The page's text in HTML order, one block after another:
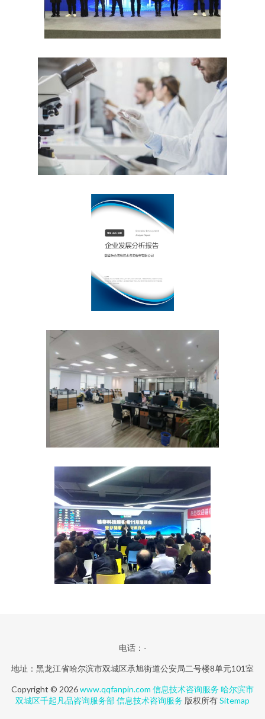
电话：-
地址：黑龙江省哈尔滨市双城区承旭街道公安局二号楼8单元101室
Copyright © 2026www.qqfanpin.com 信息技术咨询服务 哈尔滨市
双城区千起凡品咨询服务部信息技术咨询服务 版权所有Sitemap